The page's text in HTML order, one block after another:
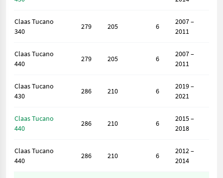
Claas Tucano
340
279 205 6
2007 –
2011
Claas Tucano
440
279 205 6
2007 –
2011
Claas Tucano
430
286 210 6
2019 –
2021
Claas Tucano
440
286 210 6
2015 –
2018
Claas Tucano
440
286 210 6
2012 –
2014